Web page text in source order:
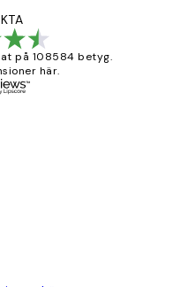
på 108584 betyg.
här.